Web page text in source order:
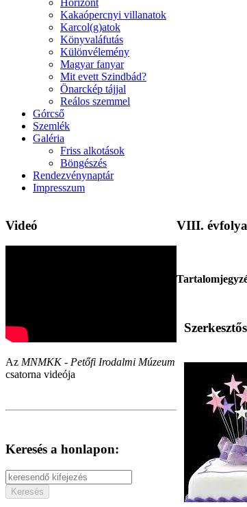
Horizont
Kakaópercnyi villanatok
Karcol(g)atok
Könyvaláfutás
Különvélemény
Magyar fanyar
Mit evett Szindbád?
Önarckép tájjal
Reálos szemmel
Górcső
Szemlék
Galéria
Friss alkotások
Böngészés
Rendezvénynaptár
Impresszum
Videó
Az MNMKK - Petőfi Irodalmi Múzeum
csatorna videója
Keresés a honlapon:
VIII.